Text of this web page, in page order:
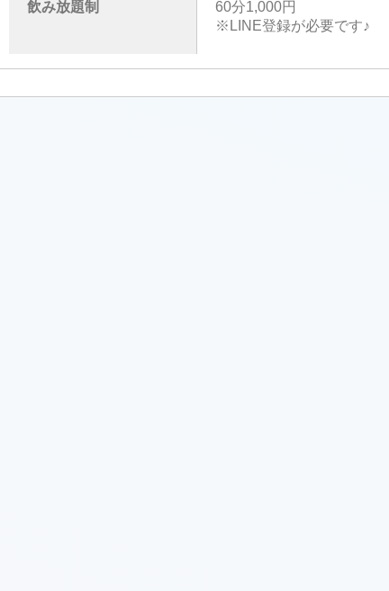
飲み放題制
60分1,000円
※LINE登録が必要です♪